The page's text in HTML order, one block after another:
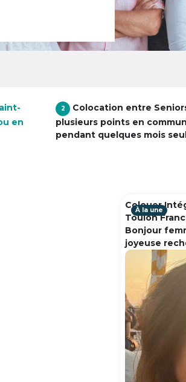
en
2 Colocation entre
plusieurs points en commun
pendant quelques mois
Colouer
Toulon
Bonjour
joyeuse
À la une